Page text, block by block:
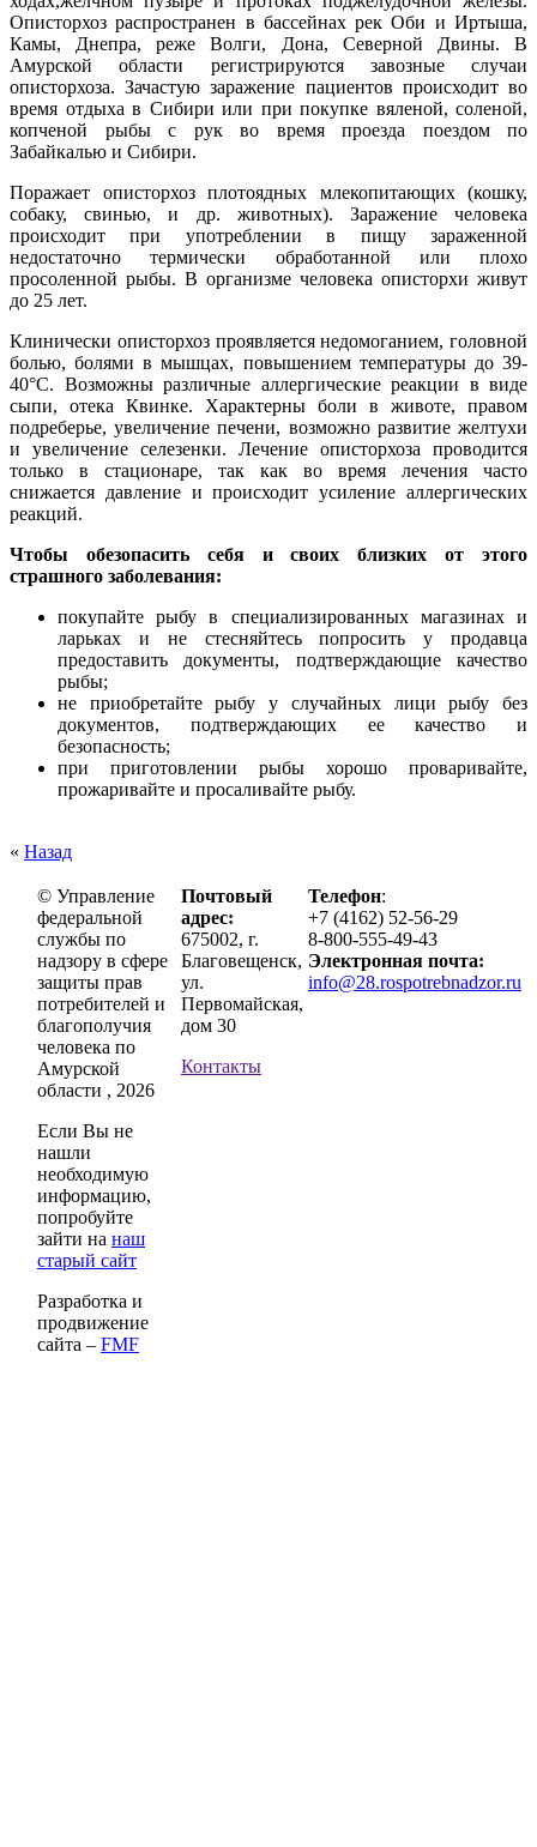
Описторхоз распространен в бассейнах рек Оби и Иртыша,
Камы, Днепра, реже Волги, Дона, Северной Двины. В
Амурской области регистрируются завозные случаи
описторхоза. Зачастую заражение пациентов происходит во
время отдыха в Сибири или при покупке вяленой, соленой,
копченой рыбы с рук во время проезда поездом по
Забайкалью и Сибири.
Поражает описторхоз плотоядных млекопитающих (кошку,
собаку, свинью, и др. животных). Заражение человека
происходит при употреблении в пищу зараженной
недостаточно термически обработанной или плохо
просоленной рыбы. В организме человека описторхи живут
до 25 лет.
Клинически описторхоз проявляется недомоганием, головной
болью, болями в мышцах, повышением температуры до 39-
40°С. Возможны различные аллергические реакции в виде
сыпи, отека Квинке. Характерны боли в животе, правом
подреберье, увеличение печени, возможно развитие желтухи
и увеличение селезенки. Лечение описторхоза проводится
только в стационаре, так как во время лечения часто
снижается давление и происходит усиление аллергических
реакций.
Чтобы обезопасить себя и своих близких от этого
страшного заболевания:
покупайте рыбу в специализированных магазинах и
ларьках и не стесняйтесь попросить у продавца
предоставить документы, подтверждающие качество
рыбы;
не приобретайте рыбу у случайных лици рыбу без
документов, подтверждающих ее качество и
безопасность;
при приготовлении рыбы хорошо проваривайте,
прожаривайте и просаливайте рыбу.
« Назад
© Управление
федеральной
службы по
надзору в сфере
защиты прав
потребителей и
благополучия
человека по
Амурской
области , 2026
Если Вы не
нашли
необходимую
информацию,
попробуйте
зайти на наш
старый сайт
Разработка и
продвижение
сайта – FMF
Почтовый
адрес:
675002, г.
Благовещенск,
ул.
Первомайская,
дом 30
Контакты
Телефон:
+7 (4162) 52-56-29
8-800-555-49-43
Электронная почта:
info@28.rospotrebnadzor.ru